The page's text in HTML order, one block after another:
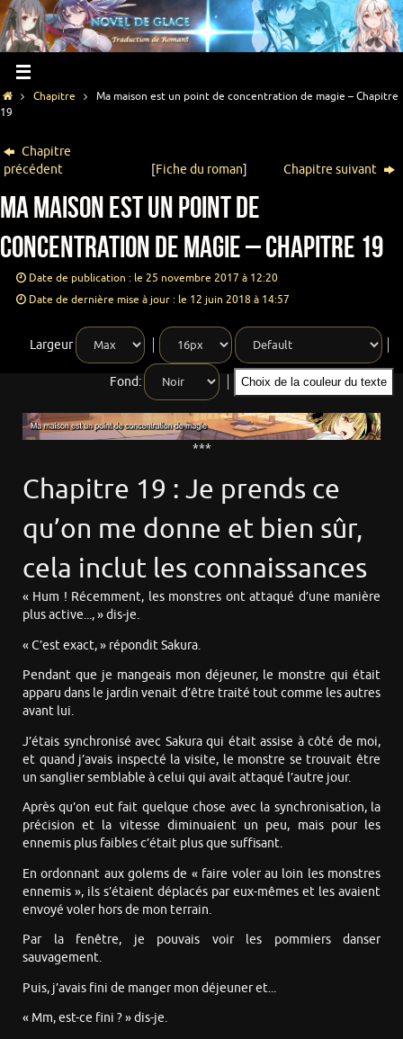
Chapitre
Ma maison est un point de concentration de magie – Chapitre
19
Chapitre
précédent
[Fiche du roman] Chapitre suivant
Ma maison est un point de
concentration de magie – Chapitre 19
Date de publication : le 25 novembre 2017 à 12:20
Date de dernière mise à jour : le 12 juin 2018 à 14:57
Largeur
Fond: Choix de la couleur du texte
***
Chapitre 19 : Je prends ce
qu’on me donne et bien sûr,
cela inclut les connaissances
« Hum ! Récemment, les monstres ont attaqué d’une manière
plus active..., » dis-je.
« C’est exact, » répondit Sakura.
Pendant que je mangeais mon déjeuner, le monstre qui était
apparu dans le jardin venait d’être traité tout comme les autres
avant lui.
J’étais synchronisé avec Sakura qui était assise à côté de moi,
et quand j’avais inspecté la visite, le monstre se trouvait être
un sanglier semblable à celui qui avait attaqué l’autre jour.
Après qu’on eut fait quelque chose avec la synchronisation, la
précision et la vitesse diminuaient un peu, mais pour les
ennemis plus faibles c’était plus que suffisant.
En ordonnant aux golems de « faire voler au loin les monstres
ennemis », ils s’étaient déplacés par eux-mêmes et les avaient
envoyé voler hors de mon terrain.
Par la fenêtre, je pouvais voir les pommiers danser
sauvagement.
Puis, j’avais fini de manger mon déjeuner et...
« Mm, est-ce fini ? » dis-je.